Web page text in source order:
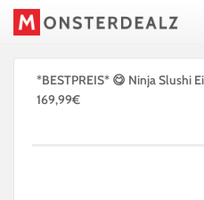
*BESTPREIS* 😋 Ninja Slushi
169,99€